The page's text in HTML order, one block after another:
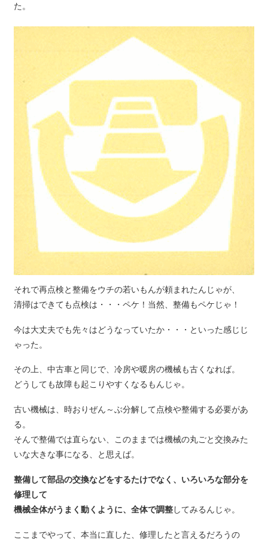
た。
それで再点検と整備をウチの若いもんが頼まれたんじゃが、
清掃はできても点検は・・・ペケ！当然、整備もペケじゃ！
今は大丈夫でも先々はどうなっていたか・・・といった感じじ
ゃった。
その上、中古車と同じで、冷房や暖房の機械も古くなれば。
どうしても故障も起こりやすくなるもんじゃ。
古い機械は、時おりぜん～ぶ分解して点検や整備する必要があ
る。
そんで整備では直らない、このままでは機械の丸ごと交換みた
いな大きな事になる、と思えば。
整備して部品の交換などをするたけでなく、いろいろな部分を
修理して
機械全体がうまく動くように、全体で調整してみるんじゃ。
ここまでやって、本当に直した、修理したと言えるだろうの